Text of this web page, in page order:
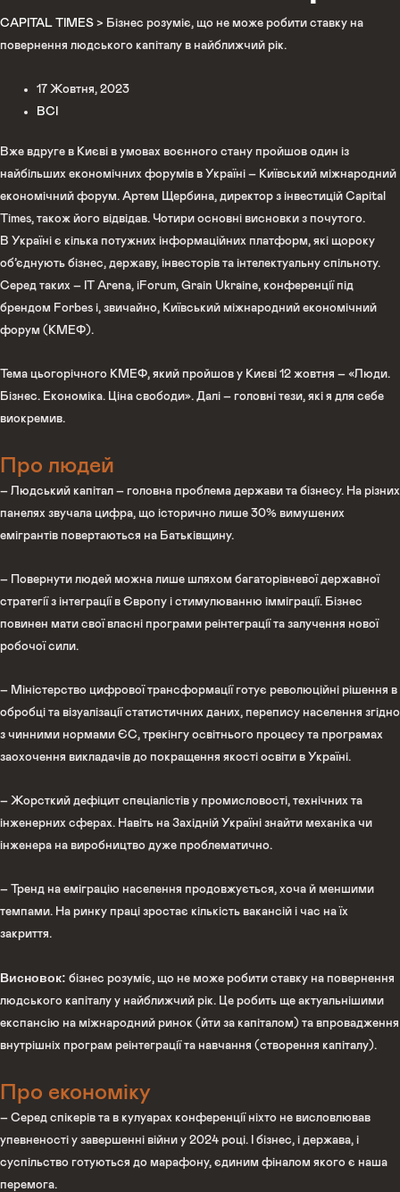
CAPITAL TIMES > Бізнес розуміє, що не може робити ставку на
повернення людського капіталу в найближчий рік.
17 Жовтня, 2023
ВСІ
Вже вдруге в Києві в умовах воєнного стану пройшов один із
найбільших економічних форумів в Україні – Київський міжнародний
економічний форум. Артем Щербина, директор з інвестицій Capital
Times, також його відвідав. Чотири основні висновки з почутого.
В Україні є кілька потужних інформаційних платформ, які щороку
об’єднують бізнес, державу, інвесторів та інтелектуальну спільноту.
Серед таких – IT Arena, iForum, Grain Ukraine, конференції під
брендом Forbes і, звичайно, Київський міжнародний економічний
форум (КМЕФ).
Тема цьогорічного КМЕФ, який пройшов у Києві 12 жовтня – «Люди.
Бізнес. Економіка. Ціна свободи». Далі – головні тези, які я для себе
виокремив.
Про людей
– Людський капітал – головна проблема держави та бізнесу. На різних
панелях звучала цифра, що історично лише 30% вимушених
емігрантів повертаються на Батьківщину.
– Повернути людей можна лише шляхом багаторівневої державної
стратегії з інтеграції в Європу і стимулюванню імміграції. Бізнес
повинен мати свої власні програми реінтеграції та залучення нової
робочої сили.
– Міністерство цифрової трансформації готує революційні рішення в
обробці та візуалізації статистичних даних, перепису населення згідно
з чинними нормами ЄС, трекінгу освітнього процесу та програмах
заохочення викладачів до покращення якості освіти в Україні.
– Жорсткий дефіцит спеціалістів у промисловості, технічних та
інженерних сферах. Навіть на Західній Україні знайти механіка чи
інженера на виробництво дуже проблематично.
– Тренд на еміграцію населення продовжується, хоча й меншими
темпами. На ринку праці зростає кількість вакансій і час на їх
закриття.
Висновок: бізнес розуміє, що не може робити ставку на повернення
людського капіталу у найближчий рік. Це робить ще актуальнішими
експансію на міжнародний ринок (йти за капіталом) та впровадження
внутрішніх програм реінтеграції та навчання (створення капіталу).
Про економіку
– Серед спікерів та в кулуарах конференції ніхто не висловлював
упевненості у завершенні війни у 2024 році. І бізнес, і держава, і
суспільство готуються до марафону, єдиним фіналом якого є наша
перемога.